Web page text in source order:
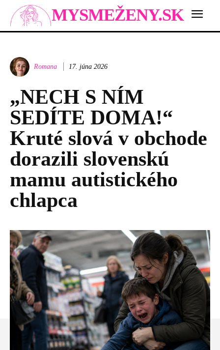
MYSMEŽENY.SK
Romana 17. júna 2026
„NECH S NÍM
SEDÍTE DOMA!“
Kruté slová v obchode
dorazili slovenskú
mamu autistického
chlapca